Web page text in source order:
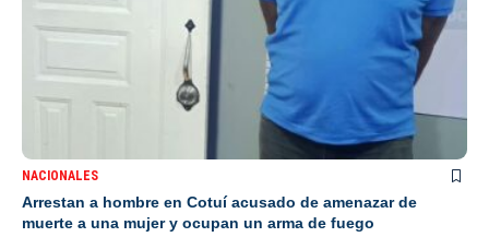
NACIONALES
Arrestan a hombre en Cotuí acusado de amenazar de
muerte a una mujer y ocupan un arma de fuego